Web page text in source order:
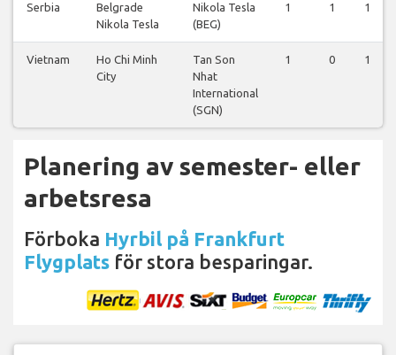
Serbia
Belgrade
Nikola Tesla
Nikola Tesla
(BEG)
1 1 1
Vietnam
Ho Chi Minh
City
Tan Son
Nhat
International
(SGN)
1 0 1
Planering av semester- eller
arbetsresa
Förboka Hyrbil på Frankfurt
Flygplats för stora besparingar.